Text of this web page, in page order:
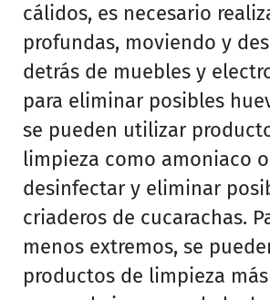
cálidos, es necesario
profundas, moviendo y
detrás de muebles y
para eliminar posibles
se pueden utilizar
limpieza como amoniaco
desinfectar y eliminar
criaderos de cucarachas.
menos extremos, se
productos de limpieza